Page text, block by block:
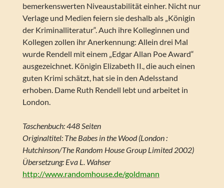
bemerkenswerten Niveaustabilität einher. Nicht nur
Verlage und Medien feiern sie deshalb als „Königin
der Kriminalliteratur“. Auch ihre Kolleginnen und
Kollegen zollen ihr Anerkennung: Allein drei Mal
wurde Rendell mit einem „Edgar Allan Poe Award“
ausgezeichnet. Königin Elizabeth II., die auch einen
guten Krimi schätzt, hat sie in den Adelsstand
erhoben. Dame Ruth Rendell lebt und arbeitet in
London.
Taschenbuch: 448 Seiten
Originaltitel: The Babes in the Wood (London :
Hutchinson/The Random House Group Limited 2002)
Übersetzung: Eva L. Wahser
http://www.randomhouse.de/goldmann